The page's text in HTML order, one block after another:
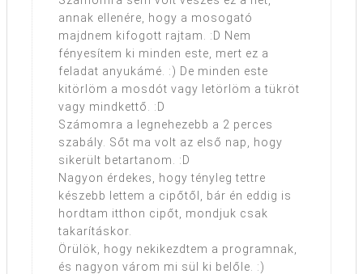
annak ellenére, hogy a mosogató
majdnem kifogott rajtam. :D Nem
fényesítem ki minden este, mert ez a
feladat anyukámé. :) De minden este
kitörlöm a mosdót vagy letörlöm a tükröt
vagy mindkettő. :D
Számomra a legnehezebb a 2 perces
szabály. Sőt ma volt az első nap, hogy
sikerült betartanom. :D
Nagyon érdekes, hogy tényleg tettre
készebb lettem a cipőtől, bár én eddig is
hordtam itthon cipőt, mondjuk csak
takarításkor.
Örülök, hogy nekikezdtem a programnak,
és nagyon várom mi sül ki belőle. :)